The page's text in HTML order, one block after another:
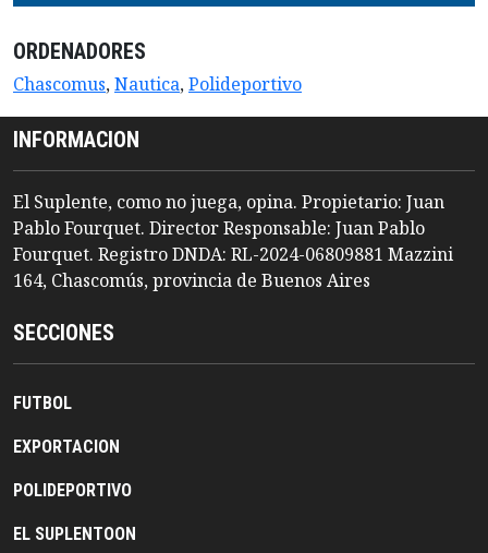
ORDENADORES
Chascomus,Nautica,Polideportivo
INFORMACION
El Suplente, como no juega, opina. Propietario: Juan
Pablo Fourquet. Director Responsable: Juan Pablo
Fourquet. Registro DNDA: RL-2024-06809881 Mazzini
164, Chascomús, provincia de Buenos Aires
SECCIONES
FUTBOL
EXPORTACION
POLIDEPORTIVO
EL SUPLENTOON